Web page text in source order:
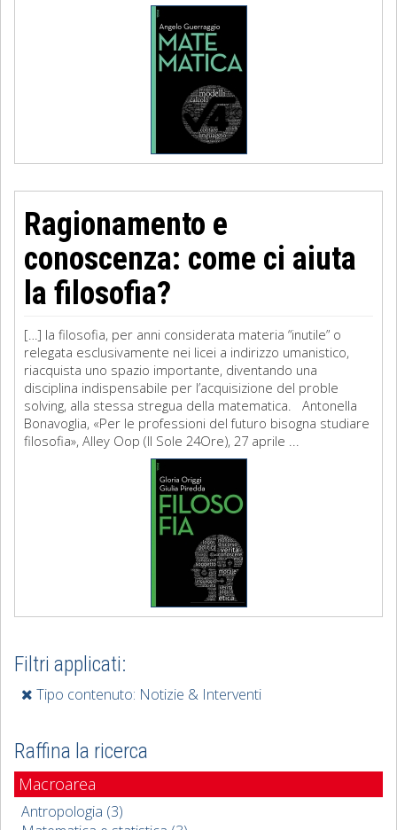
Ragionamento e
conoscenza: come ci aiuta
la filosofia?
[…] la filosofia, per anni considerata materia “inutile” o
relegata esclusivamente nei licei a indirizzo umanistico,
riacquista uno spazio importante, diventando una
disciplina indispensabile per l’acquisizione del proble
solving, alla stessa stregua della matematica. Antonella
Bonavoglia, «Per le professioni del futuro bisogna studiare
filosofia», Alley Oop (Il Sole 24Ore), 27 aprile ...
Filtri applicati:
Tipo contenuto: Notizie & Interventi
Raffina la ricerca
Macroarea
Antropologia (3)